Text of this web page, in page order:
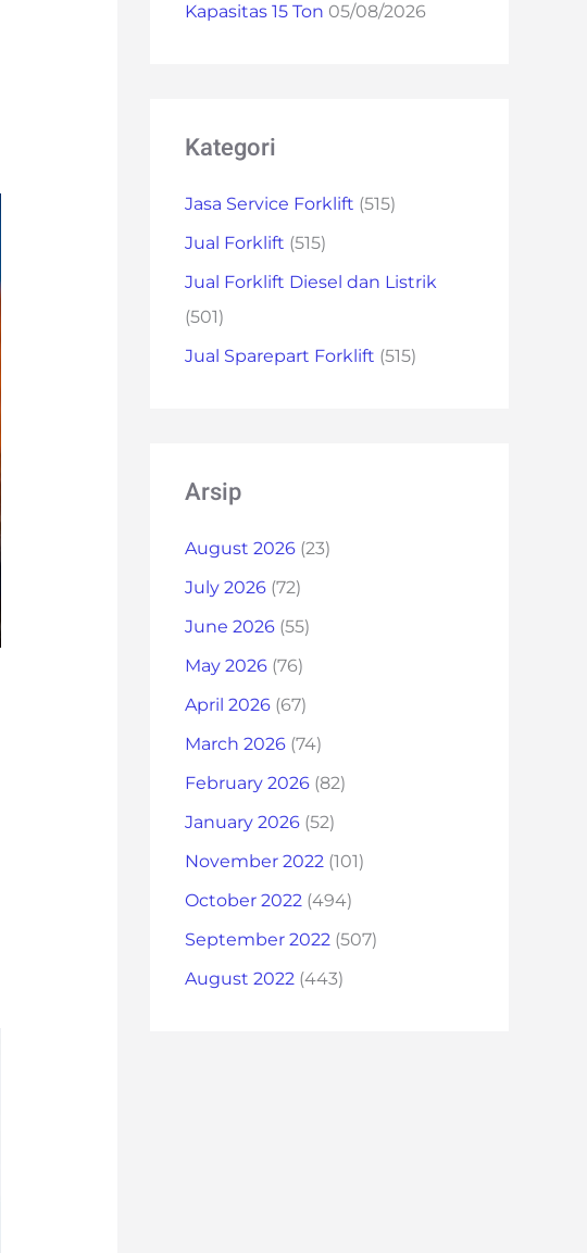
Kapasitas 15 Ton 05/08/2026
Kategori
Jasa Service Forklift (515)
Jual Forklift (515)
Jual Forklift Diesel dan Listrik
(501)
Jual Sparepart Forklift (515)
Arsip
August 2026 (23)
July 2026 (72)
June 2026 (55)
May 2026 (76)
April 2026 (67)
March 2026 (74)
February 2026 (82)
January 2026 (52)
November 2022 (101)
October 2022 (494)
September 2022 (507)
August 2022 (443)